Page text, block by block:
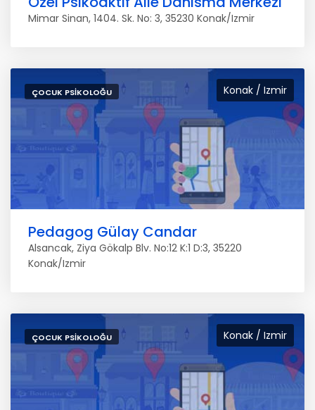
Mimar Sinan, 1404. Sk. No: 3, 35230 Konak/Izmir
Konak / Izmir
ÇOCUK PSIKOLOĞU
Pedagog Gülay Candar
Alsancak, Ziya Gökalp Blv. No:12 K:1 D:3, 35220
Konak/Izmir
Konak / Izmir
ÇOCUK PSIKOLOĞU